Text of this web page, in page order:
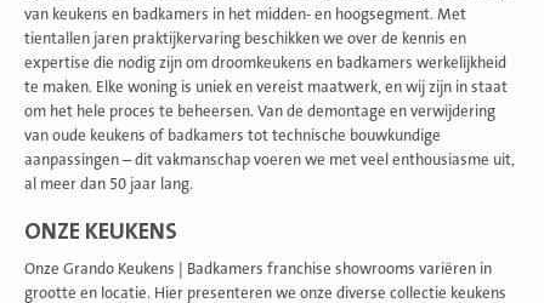
van keukens en badkamers in het midden- en hoogsegment. Met
tientallen jaren praktijkervaring beschikken we over de kennis en
expertise die nodig zijn om droomkeukens en badkamers werkelijkheid
te maken. Elke woning is uniek en vereist maatwerk, en wij zijn in staat
om het hele proces te beheersen. Van de demontage en verwijdering
van oude keukens of badkamers tot technische bouwkundige
aanpassingen – dit vakmanschap voeren we met veel enthousiasme uit,
al meer dan 50 jaar lang.
ONZE KEUKENS
Onze Grando Keukens | Badkamers franchise showrooms variëren in
grootte en locatie. Hier presenteren we onze diverse collectie keukens